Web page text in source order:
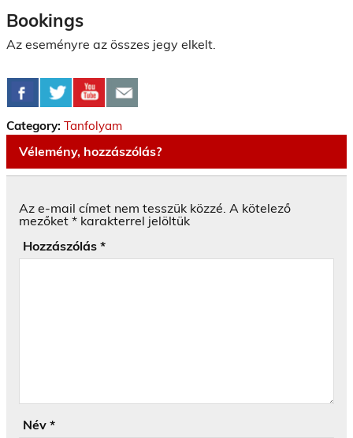
Bookings
Az eseményre az összes jegy elkelt.
Category: Tanfolyam
Vélemény, hozzászólás?
Az e-mail címet nem tesszük közzé. A kötelező
mezőket * karakterrel jelöltük
Hozzászólás *
Név *